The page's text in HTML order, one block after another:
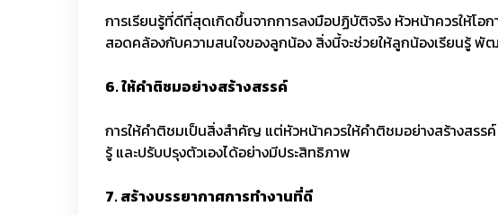
การเรียนรู้ที่ดีที่สุดเกิดขึ้นจากการลงมือปฏิบัติจริง หัวหน้าควรให้โ
สอดคล้องกับความสนใจของลูกน้อง สิ่งนี้จะช่วยให้ลูกน้องเรียนรู้ พั
6.ให้คำติชมอย่างสร้างสรรค์
การให้คำติชมเป็นสิ่งสำคัญ แต่หัวหน้าควรให้คำติชมอย่างสร้างสรร
รู้ และปรับปรุงตัวเองได้อย่างมีประสิทธิภาพ
7.สร้างบรรยากาศการทำงานที่ดี